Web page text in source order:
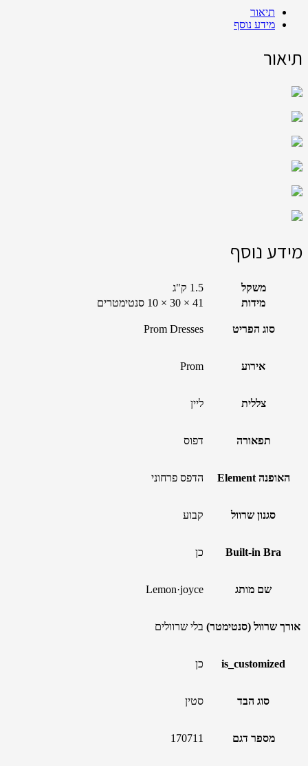
תיאור
מידע נוסף
תיאור
מידע נוסף
משקל
1.5 ק"ג
מידות
41 × 30 × 10 סנטימטרים
סוג הפריט Prom Dresses
אירוע Prom
צללית ליין
תפאורה דפוס
האופנה Element הדפס פרחוני
סגנון שרוול קבוע
Built-in Bra כן
שם מותג Lemon·joyce
אורך שרוול (סנטימטר) בלי שרוולים
is_customized כן
סוג הבד סטין
מספר דגם 170711